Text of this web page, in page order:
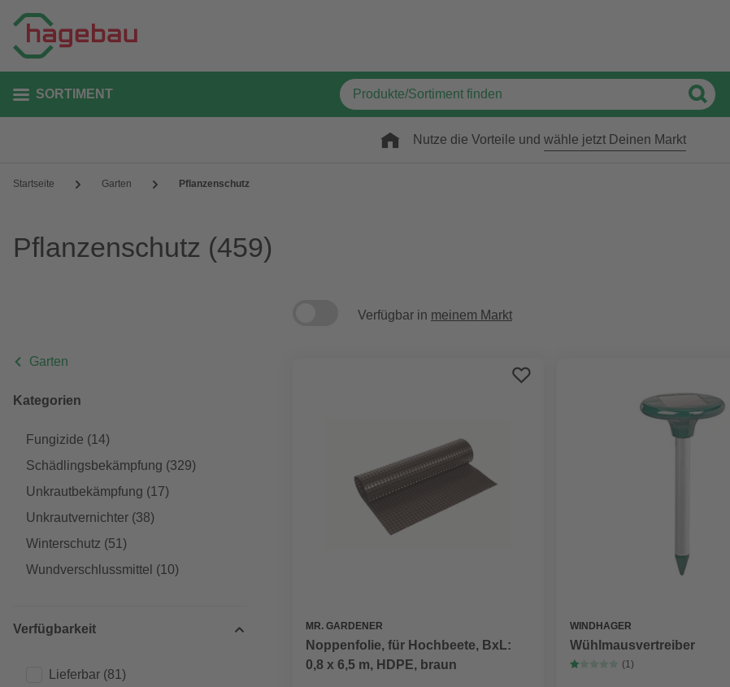
SORTIMENT
Nutze die Vorteile und wähle jetzt Deinen Markt
Startseite Garten Pflanzenschutz
Pflanzenschutz (459)
Garten
Kategorien
Fungizide (14)
Schädlingsbekämpfung (329)
Unkrautbekämpfung (17)
Unkrautvernichter (38)
Winterschutz (51)
Wundverschlussmittel (10)
Verfügbarkeit
Lieferbar (81)
Verfügbar in meinem Markt
MR. GARDENER
Noppenfolie, für Hochbeete, BxL:
0,8 x 6,5 m, HDPE, braun
WINDHAGER
Wühlmausvertreiber
(1)